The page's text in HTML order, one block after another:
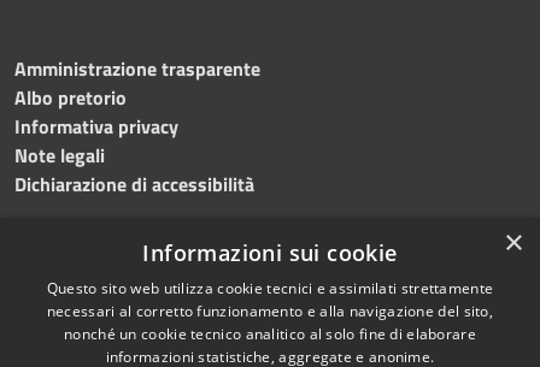
Amministrazione trasparente
Albo pretorio
Informativa privacy
Note legali
Dichiarazione di accessibilità
RSS
Accessibilità
Copyright © 2024 •
Comune diGrottaminarda
• Powered byMunicipium
×
Informazioni sui cookie
Questo sito web utilizza cookie tecnici e assimilati strettamente
necessari al corretto funzionamento e alla navigazione del sito,
nonché un cookie tecnico analitico al solo fine di elaborare
informazioni statistiche, aggregate e anonime.